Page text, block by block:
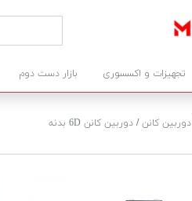
تجهیزات و اکسسوری بازار دست دوم
دوربین کانن/ دوربین کانن 6D بدنه